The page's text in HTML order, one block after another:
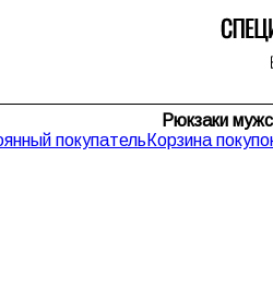
Рюкзаки
покупатель Корзина